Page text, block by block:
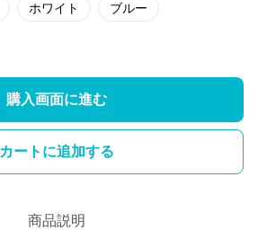
ホワイト ブルー
購入画面に進む
カートに追加する
商品説明